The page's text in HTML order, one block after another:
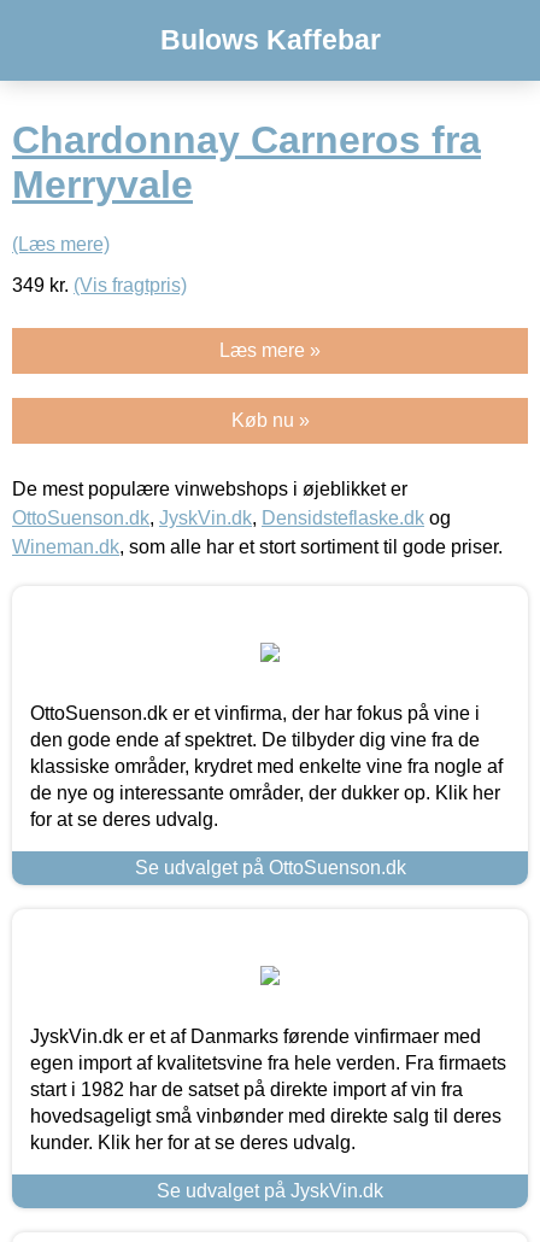
Bulows Kaffebar
Chardonnay Carneros fra
Merryvale
(Læs mere)
349 kr. (Vis fragtpris)
Læs mere »
Køb nu »
De mest populære vinwebshops i øjeblikket er
OttoSuenson.dk, JyskVin.dk, Densidsteflaske.dk og
Wineman.dk, som alle har et stort sortiment til gode priser.
OttoSuenson.dk er et vinfirma, der har fokus på vine i
den gode ende af spektret. De tilbyder dig vine fra de
klassiske områder, krydret med enkelte vine fra nogle af
de nye og interessante områder, der dukker op. Klik her
for at se deres udvalg.
Se udvalget på OttoSuenson.dk
JyskVin.dk er et af Danmarks førende vinfirmaer med
egen import af kvalitetsvine fra hele verden. Fra firmaets
start i 1982 har de satset på direkte import af vin fra
hovedsageligt små vinbønder med direkte salg til deres
kunder. Klik her for at se deres udvalg.
Se udvalget på JyskVin.dk